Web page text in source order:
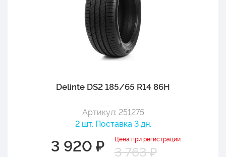
Delinte DS2 185/65 R14 86H
Артикул: 251275
2 шт. Поставка 3 дн.
3 920 ₽ Цена при регистрации
3 763 ₽